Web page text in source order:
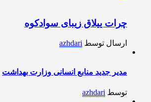
چرات ییلاق زیبای سوادکوه
ارسال توسط azhdari
مدیر جدید منابع انسانی وزارت بهداشت
توسط azhdari